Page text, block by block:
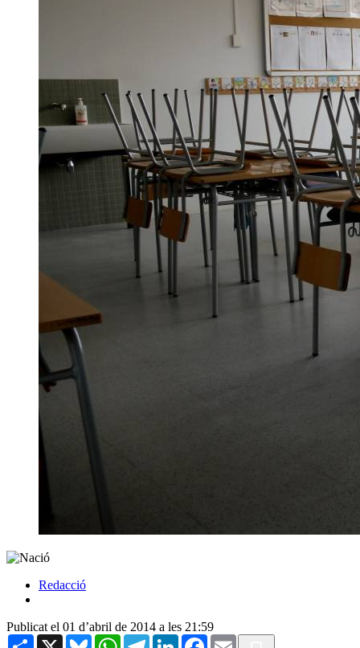
Redacció
Publicat el 01 d’abril de 2014 a les 21:59
Share X BlueskyWhatsAppTelegramLinkedInFacebook
Email